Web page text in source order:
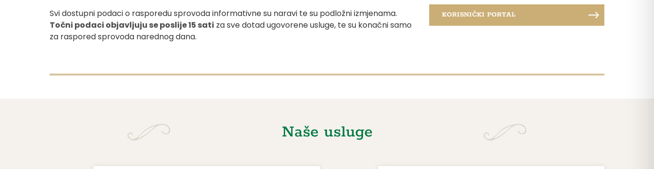
Svi dostupni podaci o rasporedu sprovoda informativne su naravi te su podložni izmjenama.
Točni podaci objavljuju se poslije 15 sati za sve dotad ugovorene usluge, te su konačni samo
za raspored sprovoda narednog dana.
KORISNIČKI PORTAL
Naše usluge